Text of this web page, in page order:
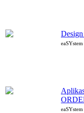
eaSYstem
eaSYstem